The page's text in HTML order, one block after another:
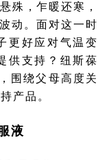
殊，乍暖还寒，
动。 面对这一时
更好应对气温变
供支持？ 纽斯葆
围绕父母高度关
产品。
液